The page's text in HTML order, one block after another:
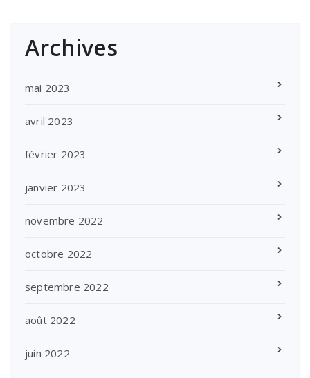
Archives
mai 2023
avril 2023
février 2023
janvier 2023
novembre 2022
octobre 2022
septembre 2022
août 2022
juin 2022